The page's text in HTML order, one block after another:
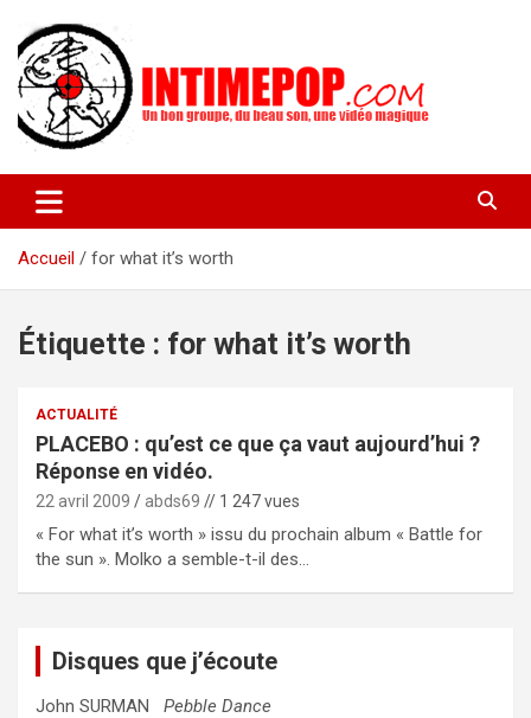
contenu
intimepop.com
actuelles pop rock, post-rock, indé sur Lyon. rock pop concert
lyon
Accueil
for what it’s worth
Étiquette : for what it’s worth
ACTUALITÉ
PLACEBO : qu’est ce que ça vaut aujourd’hui ?
Réponse en vidéo.
22 avril 2009 abds69 // 1 247 vues
« For what it’s worth » issu du prochain album « Battle for
the sun ». Molko a semble-t-il des…
Disques que j’écoute
John SURMAN Pebble Dance